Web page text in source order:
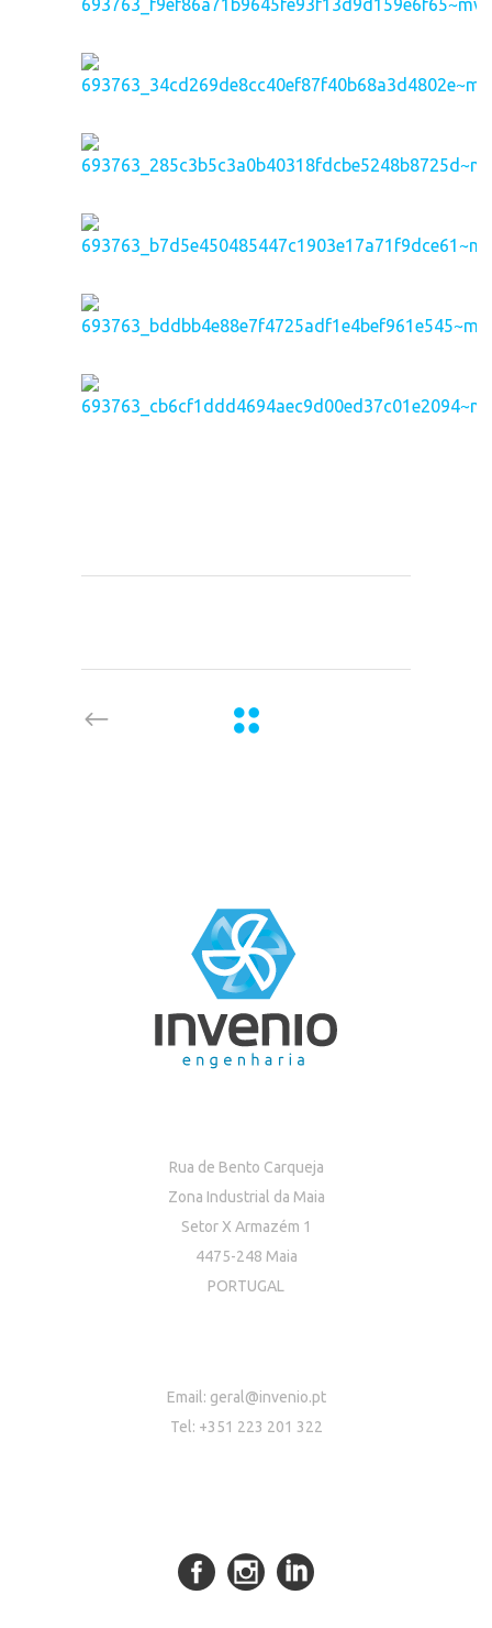
Rua de Bento Carqueja
Zona Industrial da Maia
Setor X Armazém 1
4475-248 Maia
PORTUGAL
Email: geral@invenio.pt
Tel: +351 223 201 322